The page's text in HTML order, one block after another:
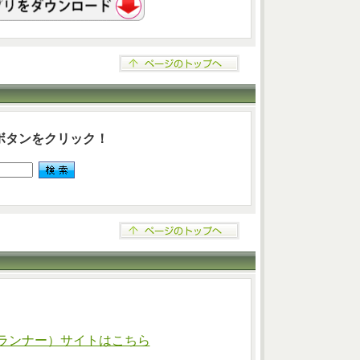
タンをクリック！
ンナー）サイトはこちら